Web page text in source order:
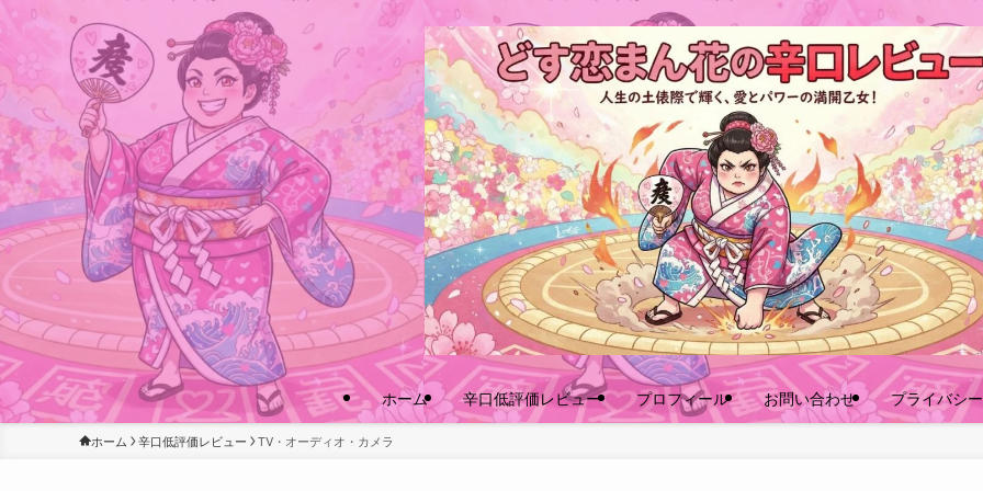
ホーム 辛口低評価レビュー プロフィール お問い合わせ プライバシ
ホーム 辛口低評価レビュー TV・オーディオ・カメラ